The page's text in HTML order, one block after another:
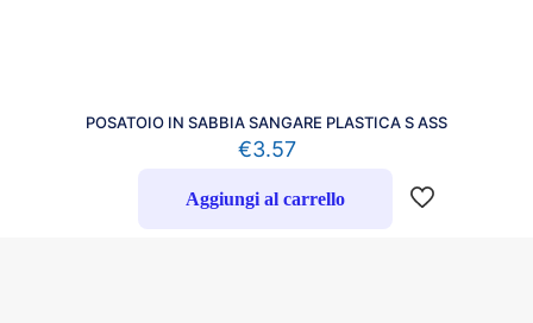
POSATOIO IN SABBIA SANGARE PLASTICA S ASS
€3.57
Aggiungi al carrello